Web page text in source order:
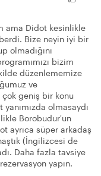
ama Didot kesinlikle
Bize neyin iyi bir
olmadığını
bizim
düzenlememize
ve
çok geniş bir konu
olmasaydı
Borobudur'un
ayrıca süper arkadaş
(İngilizcesi de
Daha fazla tavsiye
yapın.